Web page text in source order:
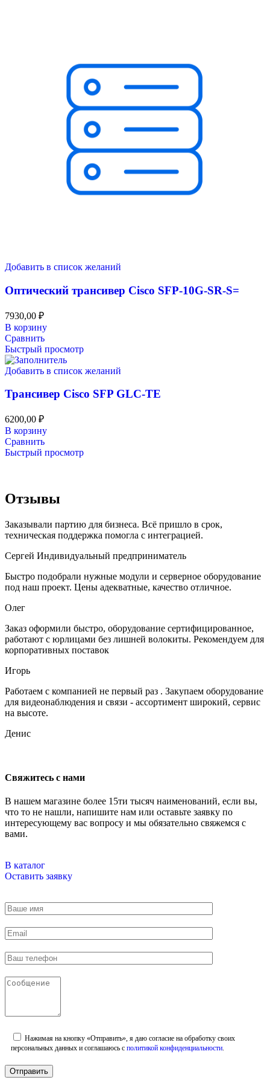
Добавить в список желаний
Оптический трансивер Cisco SFP-10G-SR-S=
7930,00 ₽
В корзину
Сравнить
Быстрый просмотр
Добавить в список желаний
Трансивер Cisco SFP GLC-TE
6200,00 ₽
В корзину
Сравнить
Быстрый просмотр
Отзывы
Заказывали партию для бизнеса. Всё пришло в срок,
техническая поддержка помогла с интеграцией.
Сергей Индивидуальный предприниматель
Быстро подобрали нужные модули и серверное оборудование
под наш проект. Цены адекватные, качество отличное.
Олег
Заказ оформили быстро, оборудование сертифицированное,
работают с юрлицами без лишней волокиты. Рекомендуем для
корпоративных поставок
Игорь
Работаем с компанией не первый раз . Закупаем оборудование
для видеонаблюдения и связи - ассортимент широкий, сервис
на высоте.
Денис
Свяжитесь с нами
В нашем магазине более 15ти тысяч наименований, если вы,
что то не нашли, напишите нам или оставьте заявку по
интересующему вас вопросу и мы обязательно свяжемся с
вами.
В каталог
Оставить заявку
Нажимая на кнопку «Отправить», я даю согласие на обработку своих
персональных данных и соглашаюсь с политикой конфиденциальности.